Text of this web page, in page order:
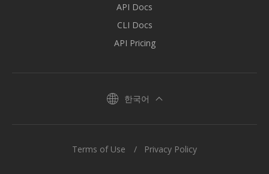
API Docs
CLI Docs
API Pricing
한국어
Terms of Use Privacy Policy